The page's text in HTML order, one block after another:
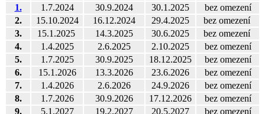
1.
1.7.2024 30.9.2024 3‍0.1.2025
bez omezení
2.
‍15.10.2024 1‍6.12.2024 29.4.2025
bez omezení
3.
15.1.2025 1‍4.3.2025 3‍0.6.2025
bez omezení
4.
1.4.2025 2.6.2025 2.10.2025
bez omezení
5.
1.7.2025 30.9.2025 18.12.2025
bez omezení
6.
15.1.2026 13.3.2026 23.6.2026
bez omezení
7.
1.4.2026 2.6.2026 24.9.2026
bez omezení
8.
1.7.2026 30.9.2026 17.12.2026
bez omezení
9.
5.1.2027 19.2.2027 20.5.2027
bez omezení